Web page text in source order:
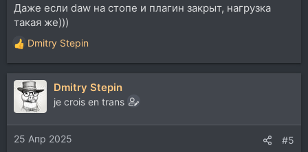
Даже если daw на стопе и плагин закрыт, нагрузка
такая же)))
Р
е
а
к
и
и
:
Dmitry Stepin
Dmitry Stepin
je crois en trans
25 Апр 2025 #5